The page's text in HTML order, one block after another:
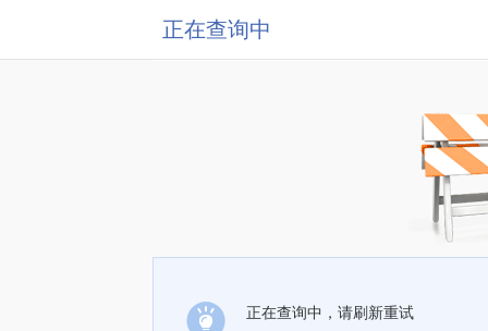
正在查询中
正在查询中，请刷新重试